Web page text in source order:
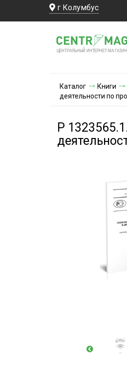
г Колумбус
ЦЕНТРАЛЬНЫЙ ИНТЕРНЕТ-МА ГАЗИН
Каталог Книги
деятельности по
Р